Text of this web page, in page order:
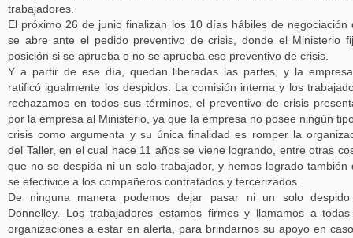
trabajadores.
El próximo 26 de junio finalizan los 10 días hábiles de negociación
se abre ante el pedido preventivo de crisis, donde el Ministerio
posición si se aprueba o no se aprueba ese preventivo de crisis.
Y a partir de ese día, quedan liberadas las partes, y la
ratificó igualmente los despidos. La comisión interna y los
rechazamos en todos sus términos, el preventivo de crisis
por la empresa al Ministerio, ya que la empresa no posee ningún
crisis como argumenta y su única finalidad es romper la
del Taller, en el cual hace 11 años se viene logrando, entre otras
que no se despida ni un solo trabajador, y hemos logrado también
se efectivice a los compañeros contratados y tercerizados.
De ninguna manera podemos dejar pasar ni un solo
Donnelley. Los trabajadores estamos firmes y llamamos a
organizaciones a estar en alerta, para brindarnos su apoyo en